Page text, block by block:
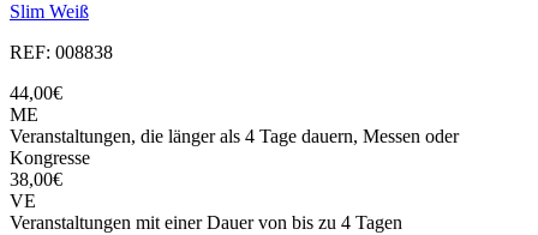
Slim Weiß
REF: 008838
44,00€
ME
Veranstaltungen, die länger als 4 Tage dauern, Messen oder
Kongresse
38,00€
VE
Veranstaltungen mit einer Dauer von bis zu 4 Tagen